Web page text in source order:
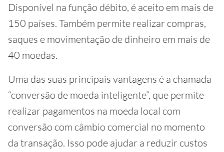
Disponível na função débito, é aceito em mais de
150 países. Também permite realizar compras,
saques e movimentação de dinheiro em mais de
40 moedas.
Uma das suas principais vantagens é a chamada
“conversão de moeda inteligente”, que permite
realizar pagamentos na moeda local com
conversão com câmbio comercial no momento
da transação. Isso pode ajudar a reduzir custos